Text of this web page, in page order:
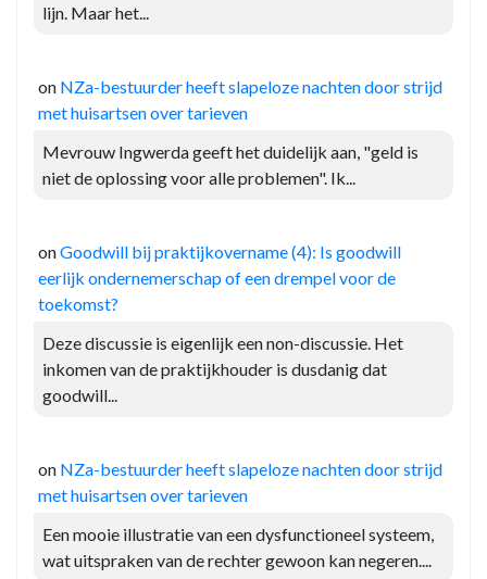
lijn. Maar het...
on NZa-bestuurder heeft slapeloze nachten door strijd
met huisartsen over tarieven
Mevrouw Ingwerda geeft het duidelijk aan, "geld is
niet de oplossing voor alle problemen". Ik...
onGoodwill bij praktijkovername (4): Is goodwill
eerlijk ondernemerschap of een drempel voor de
toekomst?
Deze discussie is eigenlijk een non-discussie. Het
inkomen van de praktijkhouder is dusdanig dat
goodwill...
on NZa-bestuurder heeft slapeloze nachten door strijd
met huisartsen over tarieven
Een mooie illustratie van een dysfunctioneel systeem,
wat uitspraken van de rechter gewoon kan negeren....